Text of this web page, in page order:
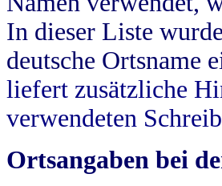
In dieser Liste
deutsche Ortsname
liefert zusätzliche
verwendeten
Ortsangaben bei